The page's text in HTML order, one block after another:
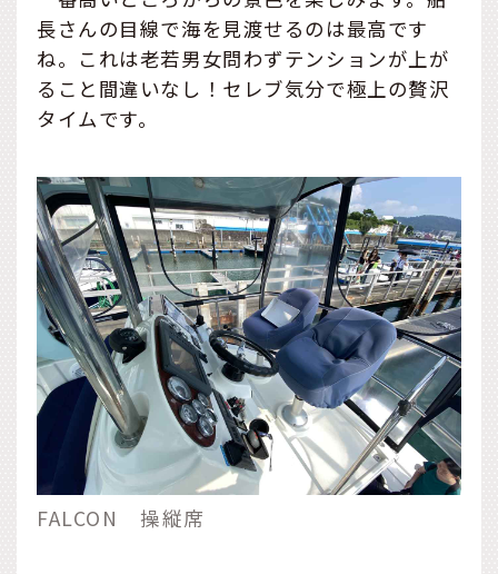
長さんの目線で海を見渡せるのは最高です
ね。これは老若男女問わずテンションが上が
ること間違いなし！セレブ気分で極上の贅沢
タイムです。
FALCON 操縦席